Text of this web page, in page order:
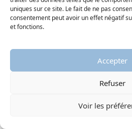
uniques sur ce site. Le fait de ne pas
consentement peut avoir un effet négatif
et fonctions.
Accepter
Refuser
Voir les